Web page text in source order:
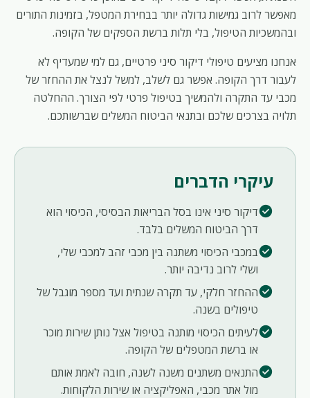
מאפשר לרוב גמישות גדולה יותר בבחירת המטפל, בזמינות התורים
ובהמשכיות הטיפול, בלי תלות ברשת הספקים של הקופה.
אנחנו מציעים טיפולי דיקור סיני פרטיים, גם למי שמעדיף לא
לעבור דרך הקופה. אפשר גם לשלב, למשל לנצל את ההחזר של
מכבי עד התקרה ולהמשיך בטיפול פרטי לפי הצורך. ההחלטה
תלויה בצרכים שלכם ובתנאי הביטוח המשלים שברשותכם.
עיקרי הדברים
check_circleדיקור סיני אינו בסל הבריאות הבסיסי, הכיסוי הוא
דרך הביטוח המשלים בלבד.
check_circleבמכבי הכיסוי משתנה בין מכבי זהב למכבי שלי,
ושלי לרוב נדיבה יותר.
check_circleההחזר חלקי, עד תקרה שנתית ועד מספר מוגבל של
טיפולים בשנה.
check_circleלעיתים הכיסוי מותנה בטיפול אצל נותן שירות מוכר
או ברשת המטפלים של הקופה.
check_circleהתנאים משתנים משנה לשנה, חובה לאמת אותם
מול אתר מכבי, האפליקציה או שירות הלקוחות.